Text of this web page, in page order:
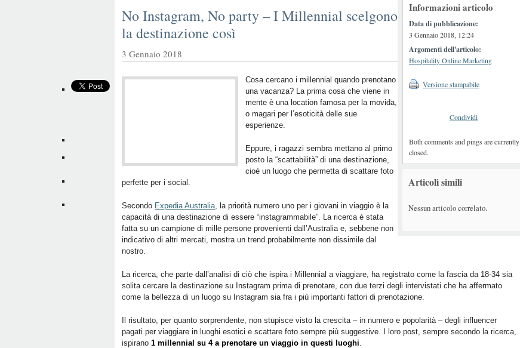
Informazioni articolo
Data di pubblicazione:
3 Gennaio 2018, 12:24
Argomenti dell'articolo:
Hospitality Online Marketing
Versione stampabile
Condividi
Both comments and pings are currently
closed.
Articoli simili
Nessun articolo correlato.
No Instagram, No party – I Millennial scelgono
la destinazione così
3 Gennaio 2018
Cosa cercano i millennial quando prenotano
una vacanza? La prima cosa che viene in
mente è una location famosa per la movida,
o magari per l’esoticità delle sue
esperienze.
Eppure, i ragazzi sembra mettano al primo
posto la “scattabilità” di una destinazione,
cioè un luogo che permetta di scattare foto
perfette per i social.
Secondo Expedia Australia, la priorità numero uno per i giovani in viaggio è la
capacità di una destinazione di essere “instagrammabile”. La ricerca è stata
fatta su un campione di mille persone provenienti dall’Australia e, sebbene non
indicativo di altri mercati, mostra un trend probabilmente non dissimile dal
nostro.
La ricerca, che parte dall’analisi di ciò che ispira i Millennial a viaggiare, ha registrato come la fascia da 18-34 sia
solita cercare la destinazione su Instagram prima di prenotare, con due terzi degli intervistati che ha affermato
come la bellezza di un luogo su Instagram sia fra i più importanti fattori di prenotazione.
Il risultato, per quanto sorprendente, non stupisce visto la crescita – in numero e popolarità – degli influencer
pagati per viaggiare in luoghi esotici e scattare foto sempre più suggestive. I loro post, sempre secondo la ricerca,
ispirano 1 millennial su 4 a prenotare un viaggio in questi luoghi.